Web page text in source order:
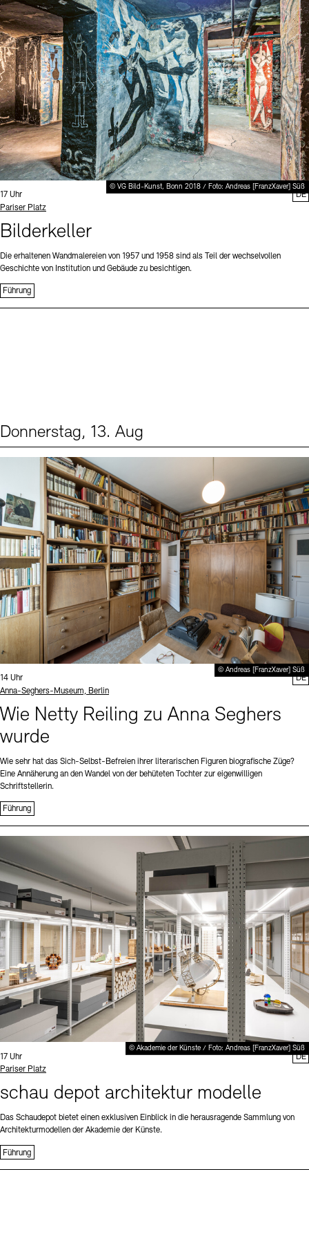
Stellenangebote Newsletter Presse
Nachhaltigkeit Kontakt
Digitale Sammlungen Exil-Archive
© VG Bild-Kunst, Bonn 2018 / Foto: Andreas [FranzXaver] Süß
Uhrzeit:
17 Uhr
Standort
Pariser Platz
Bilderkeller
Die erhaltenen Wandmalereien von 1957 und 1958 sind als Teil der wechselvollen
Geschichte von Institution und Gebäude zu besichtigen.
Führung
DE
Donnerstag, 13. Aug
© Andreas [FranzXaver] Süß
Uhrzeit:
14 Uhr
Standort
Anna-Seghers-Museum, Berlin
Wie Netty Reiling zu Anna Seghers
wurde
Wie sehr hat das Sich-Selbst-Befreien ihrer literarischen Figuren biografische Züge?
Eine Annäherung an den Wandel von der behüteten Tochter zur eigenwilligen
Schriftstellerin.
Führung
DE
© Akademie der Künste / Foto: Andreas [FranzXaver] Süß
Uhrzeit:
17 Uhr
Standort
Pariser Platz
schau depot architektur modelle
Das Schaudepot bietet einen exklusiven Einblick in die herausragende Sammlung von
Architekturmodellen der Akademie der Künste.
Führung
DE